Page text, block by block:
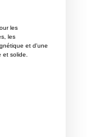
les
les
et d'une
solide.